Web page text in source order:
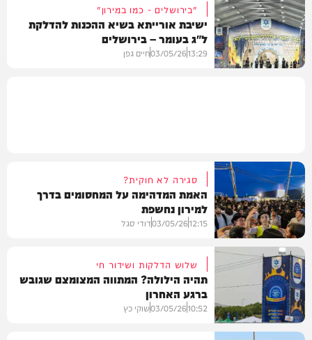
דעות
"בירושלים - כמו במירון"
ישיבת אורייתא בשיא ההכנות להדלקת
ל"ג בעומר – בירושלים
13:29
03/05/26חיים גפן
חדשות
סגירה לא חוקית?
האמת המדהימה על המחסומים בדרך
למירון נחשפת
12:15
03/05/26דודי סגל
שלוש הדלקות ושידור חי
תהיה הילולה? המתווה המצומצם שגובש
ברגע האחרון
10:52
03/05/26שוקי כץ